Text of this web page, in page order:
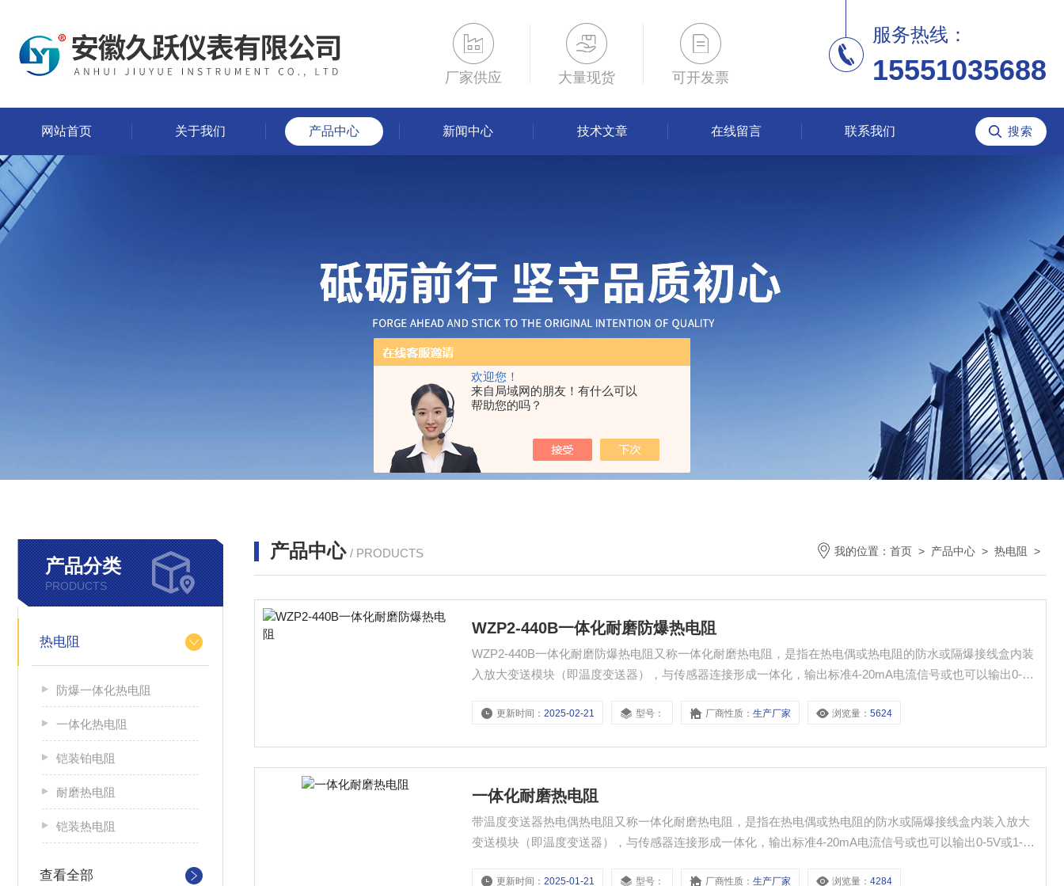
欢迎您！
来自局域网的朋友！有什么可以
帮助您的吗？
厂家供应 大量现货 可开发票
服务热线：
15551035688
网站首页 关于我们 产品中心 新闻中心 技术文章 在线留言 联系我们
产品分类
PRODUCTS
热电阻
防爆一体化热电阻
一体化热电阻
铠装铂电阻
耐磨热电阻
铠装热电阻
查看全部
产品中心 / PRODUCTS 我的位置： 首页 > 产品中心 > 热电阻 >
WZP2-440B一体化耐磨防爆热电阻
WZP2-440B一体化耐磨防爆热电阻又称一体化耐磨热电阻，是指在热电偶或热电阻的防水或隔爆接线盒内装
入放大变送模块（即温度变送器），与传感器连接形成一体化，输出标准4-20mA电流信号或也可以输出0-5V
度-1300度范围内的液体、蒸汽和气体介质以及固体表面温度。
更新时间：2025-02-21 型号： 厂商性质：生产厂家 浏览量：5624
一体化耐磨热电阻
带温度变送器热电偶热电阻又称一体化耐磨热电阻，是指在热电偶或热电阻的防水或隔爆接线盒内装入放大
变送模块（即温度变送器），与传感器连接形成一体化，输出标准4-20mA电流信号或也可以输出0-5V或1-5V
围内的液体、蒸汽和气体介质以及固体表面温度。
更新时间：2025-01-21 型号： 厂商性质：生产厂家 浏览量：4284